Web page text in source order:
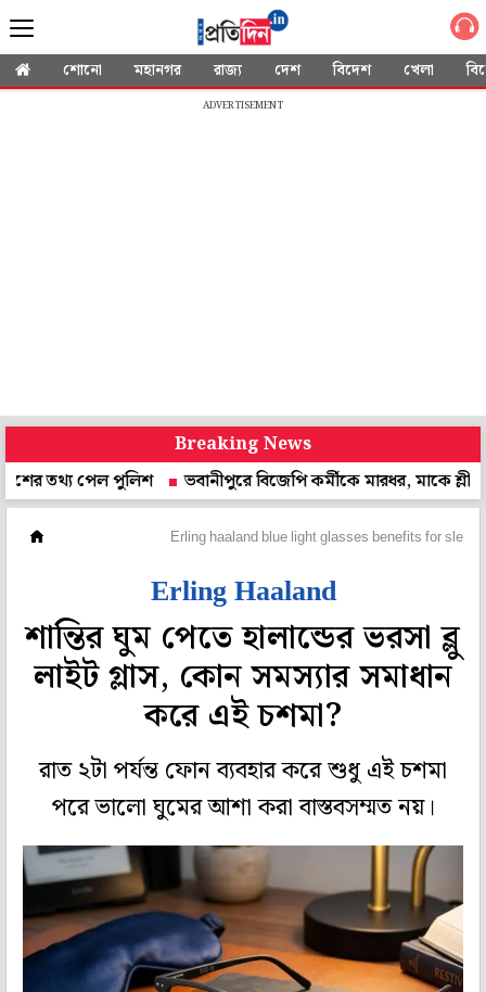
শোনো মহানগর রাজ্য দেশ বিদেশ খেলা
ADVERTISEMENT
Breaking News
পেল পুলিশ
ভবানীপুরে বিজেপি কর্মীকে মারধর, মাকে
Erling haaland blue light glasses benefits for sleep
Erling Haaland
শান্তির ঘুম পেতে হালান্ডের ভরসা ব্লু
লাইট গ্লাস, কোন সমস্যার সমাধান
করে এই চশমা?
রাত ২টা পর্যন্ত ফোন ব্যবহার করে শুধু এই চশমা
পরে ভালো ঘুমের আশা করা বাস্তবসম্মত নয়।